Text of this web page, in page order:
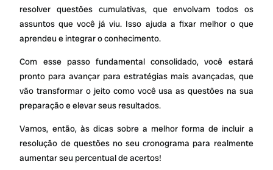
resolver questões cumulativas, que envolvam todos os
assuntos que você já viu. Isso ajuda a fixar melhor o que
aprendeu e integrar o conhecimento.
Com esse passo fundamental consolidado, você estará
pronto para avançar para estratégias mais avançadas, que
vão transformar o jeito como você usa as questões na sua
preparação e elevar seus resultados.
Vamos, então, às dicas sobre a melhor forma de incluir a
resolução de questões no seu cronograma para realmente
aumentar seu percentual de acertos!